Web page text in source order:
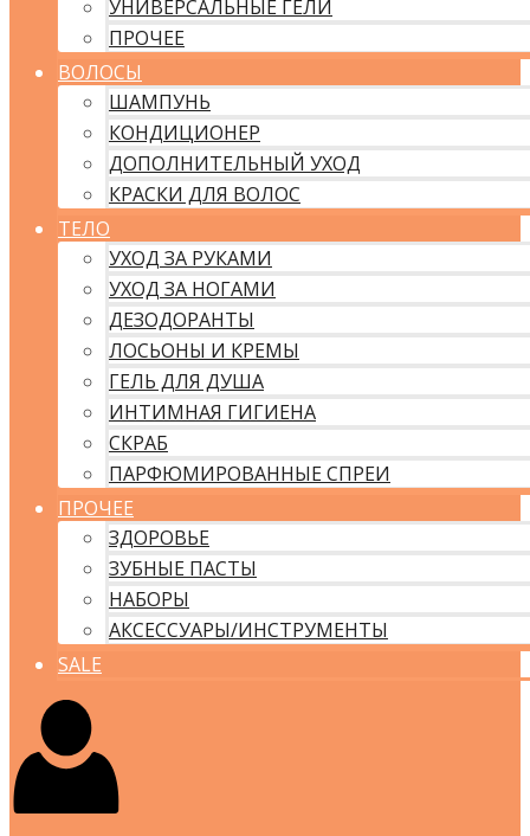
УНИВЕРСАЛЬНЫЕ ГЕЛИ
ПРОЧЕЕ
ВОЛОСЫ
ШАМПУНЬ
КОНДИЦИОНЕР
ДОПОЛНИТЕЛЬНЫЙ УХОД
КРАСКИ ДЛЯ ВОЛОС
ТЕЛО
УХОД ЗА РУКАМИ
УХОД ЗА НОГАМИ
ДЕЗОДОРАНТЫ
ЛОСЬОНЫ И КРЕМЫ
ГЕЛЬ ДЛЯ ДУША
ИНТИМНАЯ ГИГИЕНА
СКРАБ
ПАРФЮМИРОВАННЫЕ СПРЕИ
ПРОЧЕЕ
ЗДОРОВЬЕ
ЗУБНЫЕ ПАСТЫ
НАБОРЫ
АКСЕССУАРЫ/ИНСТРУМЕНТЫ
SALE